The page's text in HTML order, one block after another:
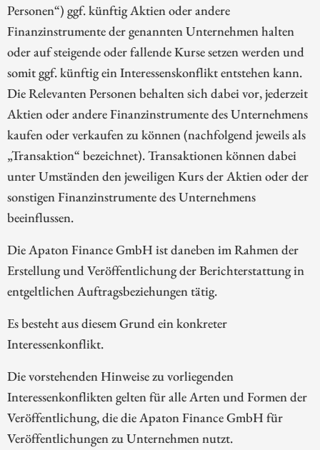
Personen“) ggf. künftig Aktien oder andere
Finanzinstrumente der genannten Unternehmen halten
oder auf steigende oder fallende Kurse setzen werden und
somit ggf. künftig ein Interessenskonflikt entstehen kann.
Die Relevanten Personen behalten sich dabei vor, jederzeit
Aktien oder andere Finanzinstrumente des Unternehmens
kaufen oder verkaufen zu können (nachfolgend jeweils als
„Transaktion“ bezeichnet). Transaktionen können dabei
unter Umständen den jeweiligen Kurs der Aktien oder der
sonstigen Finanzinstrumente des Unternehmens
beeinflussen.
Die Apaton Finance GmbH ist daneben im Rahmen der
Erstellung und Veröffentlichung der Berichterstattung in
entgeltlichen Auftragsbeziehungen tätig.
Es besteht aus diesem Grund ein konkreter
Interessenkonflikt.
Die vorstehenden Hinweise zu vorliegenden
Interessenkonflikten gelten für alle Arten und Formen der
Veröffentlichung, die die Apaton Finance GmbH für
Veröffentlichungen zu Unternehmen nutzt.